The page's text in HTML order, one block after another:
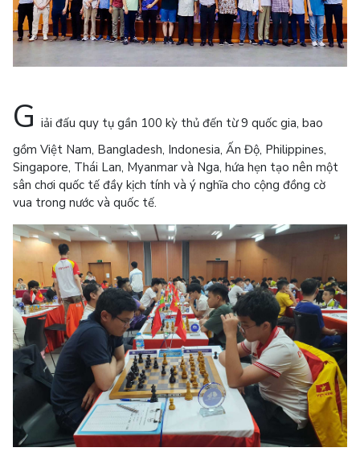
G iải đấu quy tụ gần 100 kỳ thủ đến từ 9 quốc gia, bao
gồm Việt Nam, Bangladesh, Indonesia, Ấn Độ, Philippines,
Singapore, Thái Lan, Myanmar và Nga, hứa hẹn tạo nên một
sân chơi quốc tế đầy kịch tính và ý nghĩa cho cộng đồng cờ
vua trong nước và quốc tế.